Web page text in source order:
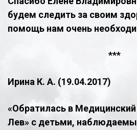
будем следить за своим
помощь нам очень
***
​Ирина К. А. (19.04.2017)
«Обратилась в
Лев» с детьми,